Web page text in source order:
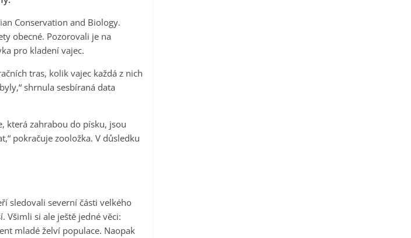
Conservation and Biology.
obecné. Pozorovali je na
pro kladení vajec.
tras, kolik vajec každá z nich
shrnula sesbíraná data
která zahrabou do písku, jsou
pokračuje zooložka. V důsledku
sledovali severní části velkého
Všimli si ale ještě jedné věci:
mladé želví populace. Naopak